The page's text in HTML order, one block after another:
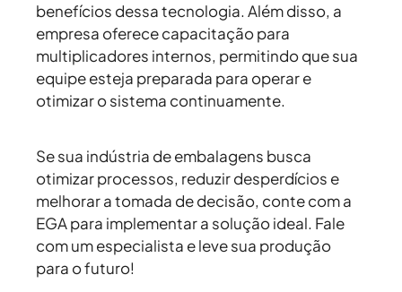
benefícios dessa tecnologia. Além disso, a
empresa oferece capacitação para
multiplicadores internos, permitindo que sua
equipe esteja preparada para operar e
otimizar o sistema continuamente.
Se sua indústria de embalagens busca
otimizar processos, reduzir desperdícios e
melhorar a tomada de decisão, conte com a
EGA para implementar a solução ideal. Fale
com um especialista e leve sua produção
para o futuro!